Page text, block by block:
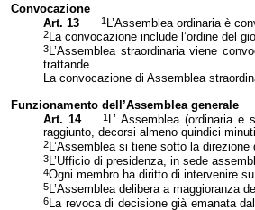
Convocazione
Art. 13
1L’Assemblea ordinaria è
2 La convocazione include l’ordine del
3L’Assemblea straordinaria viene
trattande.
La convocazione di Assemblea
Funzionamento dell’Assemblea generale
Art. 14
1L’ Assemblea (ordinaria
raggiunto, decorsi almeno quindici
2 L’Assemblea si tiene sotto la
3L’Ufficio di presidenza, in sede
4Ogni membro ha diritto di intervenire
5 L’Assemblea delibera a
6La revoca di decisione già emanata